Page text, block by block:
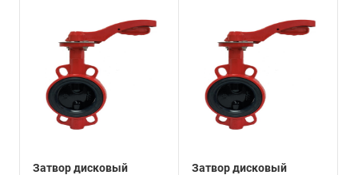
Затвор дисковый
Затвор дисковый